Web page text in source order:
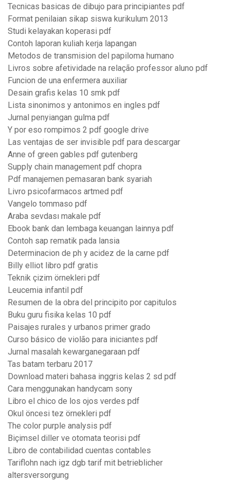
Tecnicas basicas de dibujo para principiantes pdf
Format penilaian sikap siswa kurikulum 2013
Studi kelayakan koperasi pdf
Contoh laporan kuliah kerja lapangan
Metodos de transmision del papiloma humano
Livros sobre afetividade na relação professor aluno pdf
Funcion de una enfermera auxiliar
Desain grafis kelas 10 smk pdf
Lista sinonimos y antonimos en ingles pdf
Jurnal penyiangan gulma pdf
Y por eso rompimos 2 pdf google drive
Las ventajas de ser invisible pdf para descargar
Anne of green gables pdf gutenberg
Supply chain management pdf chopra
Pdf manajemen pemasaran bank syariah
Livro psicofarmacos artmed pdf
Vangelo tommaso pdf
Araba sevdası makale pdf
Ebook bank dan lembaga keuangan lainnya pdf
Contoh sap rematik pada lansia
Determinacion de ph y acidez de la carne pdf
Billy elliot libro pdf gratis
Teknik çizim örnekleri pdf
Leucemia infantil pdf
Resumen de la obra del principito por capitulos
Buku guru fisika kelas 10 pdf
Paisajes rurales y urbanos primer grado
Curso básico de violão para iniciantes pdf
Jurnal masalah kewarganegaraan pdf
Tas batam terbaru 2017
Download materi bahasa inggris kelas 2 sd pdf
Cara menggunakan handycam sony
Libro el chico de los ojos verdes pdf
Okul öncesi tez örnekleri pdf
The color purple analysis pdf
Biçimsel diller ve otomata teorisi pdf
Libro de contabilidad cuentas contables
Tariflohn nach igz dgb tarif mit betrieblicher
altersversorgung